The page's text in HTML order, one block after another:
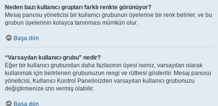
Neden bazı kullanıcı grupları farklı renkte görünüyor?
Mesaj panosu yöneticisi bir kullanıcı grubunun üyelerine bir renk belirler, ve bu
grubun üyelerinin kolayca tanınması mümkün olur.
Başa dön
“Varsayılan kullanıcı grubu” nedir?
Eğer bir kullanıcı grubundan daha fazlasının üyesi iseniz, varsayılan olarak
kullanmak için belirlenen grubunuzun rengi ve rütbesi gösterilir. Mesaj panosu
yöneticisi, Kullanıcı Kontrol Panelinizden varsayılan kullanıcı grubunuzu
değiştirmenize izin vermiş olabilir.
Başa dön